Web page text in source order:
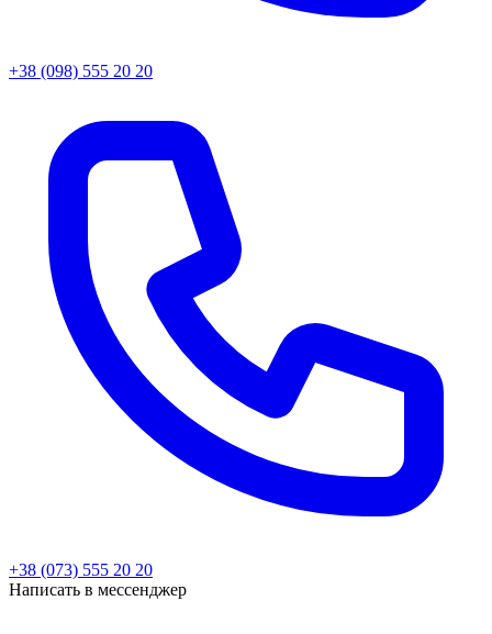
+38 (098) 555 20 20
+38 (073) 555 20 20
Написать в мессенджер